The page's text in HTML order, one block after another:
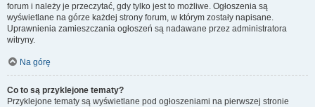
forum i należy je przeczytać, gdy tylko jest to możliwe. Ogłoszenia są
wyświetlane na górze każdej strony forum, w którym zostały napisane.
Uprawnienia zamieszczania ogłoszeń są nadawane przez administratora
witryny.
Na górę
Co to są przyklejone tematy?
Przyklejone tematy są wyświetlane pod ogłoszeniami na pierwszej stronie